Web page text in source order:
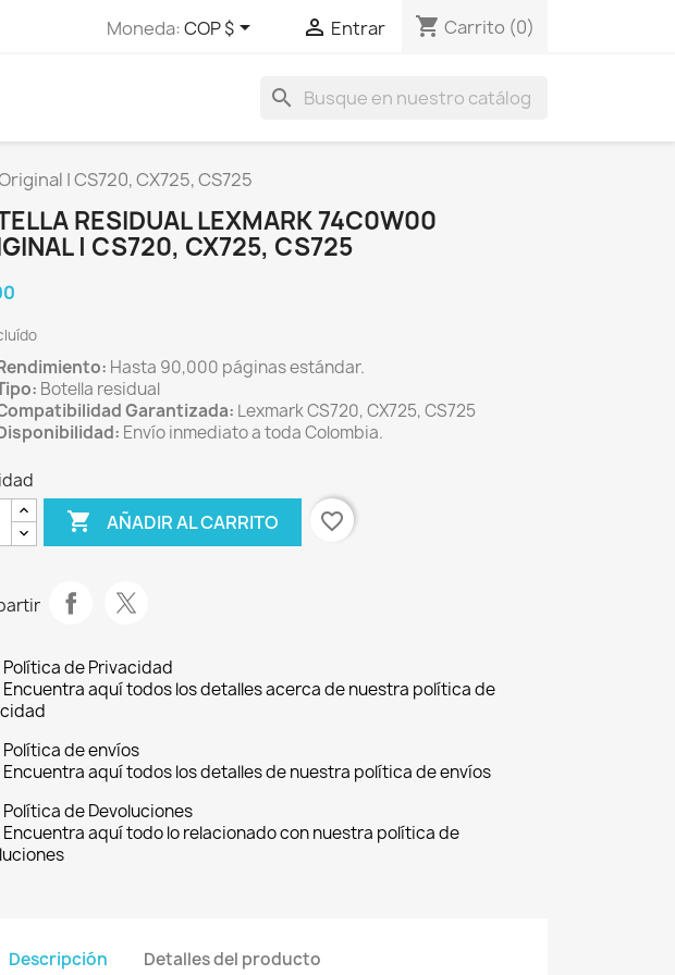
Moneda:COP $  Entrar shopping_cart Carrito (0)
search
| CS720, CX725, CS725
RESIDUAL LEXMARK 74C0W00
| CS720, CX725, CS725
Hasta 90,000 páginas estándar.
Botella residual
Garantizada: Lexmark CS720, CX725, CS725
Envío inmediato a toda Colombia.
 AÑADIR AL CARRITO favorite_border
Política de Privacidad
Encuentra aquí todos los detalles acerca de nuestra política de
Política de envíos
Encuentra aquí todos los detalles de nuestra política de envíos
Política de Devoluciones
Encuentra aquí todo lo relacionado con nuestra política de
Descripción Detalles del producto